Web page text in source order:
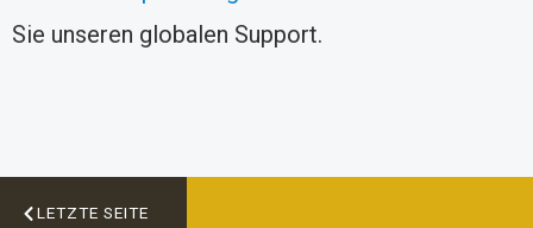
Sie unseren globalen Support.
LETZTE SEITE